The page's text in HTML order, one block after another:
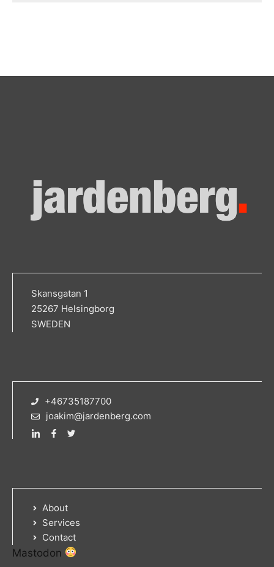
Skansgatan 1
25267 Helsingborg
SWEDEN
+46735187700
joakim@jardenberg.com
About
Services
Contact
Mastodon